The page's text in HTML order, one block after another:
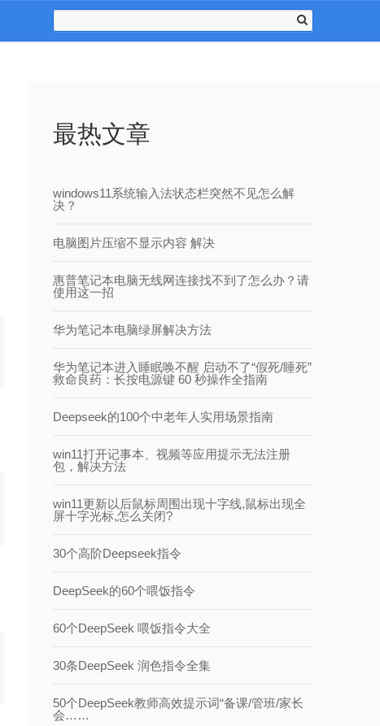
最热文章
windows11系统输入法状态栏突然不见怎么解
决？
电脑图片压缩不显示内容 解决
惠普笔记本电脑无线网连接找不到了怎么办？请
使用这一招
华为笔记本电脑绿屏解决方法
华为笔记本进入睡眠唤不醒 启动不了“假死/睡死”
救命良药：长按电源键 60 秒操作全指南
Deepseek的100个中老年人实用场景指南
win11打开记事本、视频等应用提示无法注册
包，解决方法
win11更新以后鼠标周围出现十字线,鼠标出现全
屏十字光标,怎么关闭?
30个高阶Deepseek指令
DeepSeek的60个喂饭指令
60个DeepSeek 喂饭指令大全
30条DeepSeek 润色指令全集
50个DeepSeek教师高效提示词“备课/管班/家长
会……